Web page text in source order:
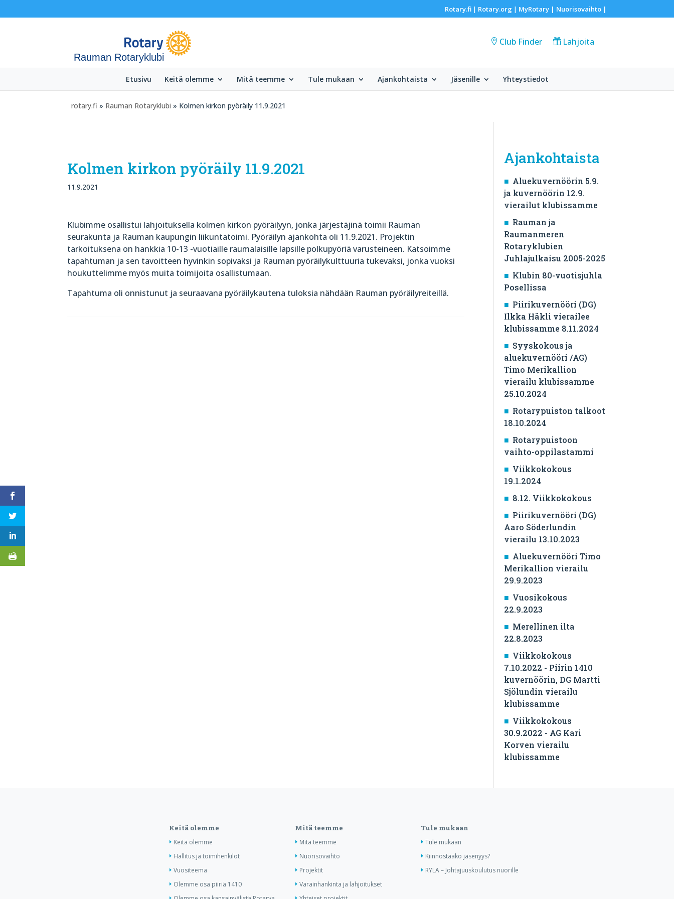
Rotary.fi| Rotary.org | MyRotary | Nuorisovaihto|
Rauman Rotaryklubi
Club Finder Lahjoita
Etusivu Keitä olemme Mitä teemme Tule mukaan Ajankohtaista Jäsenille Yhteystiedot
rotary.fi » Rauman Rotaryklubi » Kolmen kirkon pyöräily 11.9.2021
Kolmen kirkon pyöräily 11.9.2021
11.9.2021
Klubimme osallistui lahjoituksella kolmen kirkon pyöräilyyn, jonka järjestäjinä toimii Rauman
seurakunta ja Rauman kaupungin liikuntatoimi. Pyöräilyn ajankohta oli 11.9.2021. Projektin
tarkoituksena on hankkia 10-13 -vuotiaille raumalaisille lapsille polkupyöriä varusteineen. Katsoimme
tapahtuman ja sen tavoitteen hyvinkin sopivaksi ja Rauman pyöräilykulttuuria tukevaksi, jonka vuoksi
houkuttelimme myös muita toimijoita osallistumaan.
Tapahtuma oli onnistunut ja seuraavana pyöräilykautena tuloksia nähdään Rauman pyöräilyreiteillä.
Ajankohtaista
Aluekuvernöörin 5.9.
ja kuvernöörin 12.9.
vierailut klubissamme
Rauman ja
Raumanmeren
Rotaryklubien
Juhlajulkaisu 2005-2025
Klubin 80-vuotisjuhla
Posellissa
Piirikuvernööri (DG)
Ilkka Häkli vierailee
klubissamme 8.11.2024
Syyskokous ja
aluekuvernööri /AG)
Timo Merikallion
vierailu klubissamme
25.10.2024
Rotarypuiston talkoot
18.10.2024
Rotarypuistoon
vaihto-oppilastammi
Viikkokokous
19.1.2024
8.12. Viikkokokous
Piirikuvernööri (DG)
Aaro Söderlundin
vierailu 13.10.2023
Aluekuvernööri Timo
Merikallion vierailu
29.9.2023
Vuosikokous
22.9.2023
Merellinen ilta
22.8.2023
Viikkokokous
7.10.2022 - Piirin 1410
kuvernöörin, DG Martti
Sjölundin vierailu
klubissamme
Viikkokokous
30.9.2022 - AG Kari
Korven vierailu
klubissamme
Keitä olemme
Keitä olemme
Hallitus ja toimihenkilöt
Vuositeema
Olemme osa piiriä 1410
Mitä teemme
Mitä teemme
Nuorisovaihto
Projektit
Varainhankinta ja lahjoitukset
Tule mukaan
Tule mukaan
Kiinnostaako jäsenyys?
RYLA – Johtajuuskoulutus nuorille